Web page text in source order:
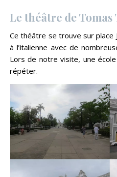
Le théâtre de
Ce théâtre se trouve sur place
à l’italienne avec de
Lors de notre visite, une
répéter.